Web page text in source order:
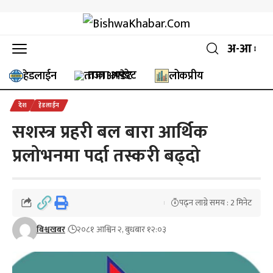
अ-आ
हेडलाईन ताजा अपडेट लोकप्रीय
देश हेडलाईन
सशस्त्र प्रहरी बल बारा आर्थिक
प्रलोभनमा पर्दा तस्करी बढ्दो
बिश्वखबर २०८१ आश्विन २, बुधबार १२:०३
पढ्न लाग्ने समय : 2 मिनेट